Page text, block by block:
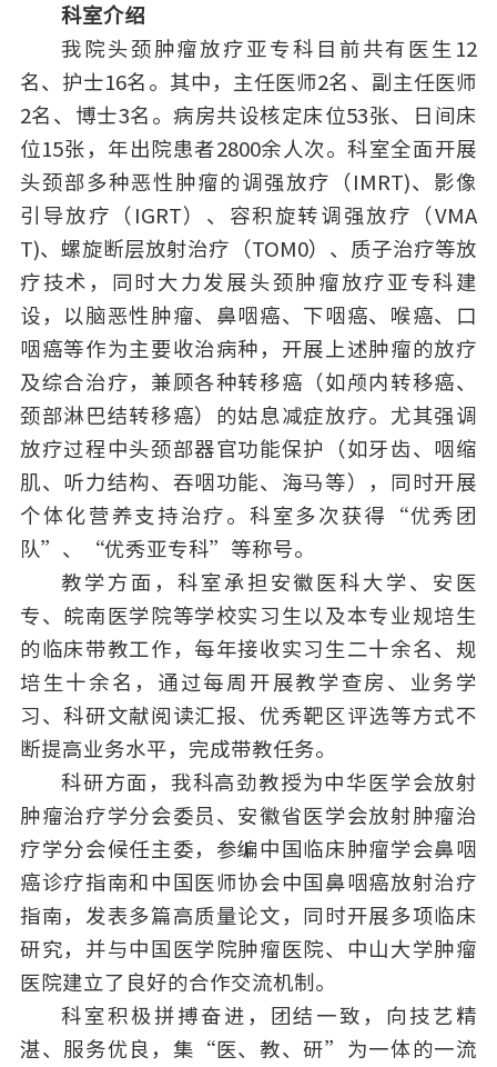
科室介绍
我院头颈肿瘤放疗亚专科目前共有医生12
名、护士16名。其中，主任医师2名、副主任医师
2名、博士3名。病房共设核定床位53张、日间床
位15张，年出院患者2800余人次。科室全面开展
头颈部多种恶性肿瘤的调强放疗（IMRT)、影像
引导放疗（IGRT）、容积旋转调强放疗（VMA
T)、螺旋断层放射治疗（TOM0）、质子治疗等放
疗技术，同时大力发展头颈肿瘤放疗亚专科建
设，以脑恶性肿瘤、鼻咽癌、下咽癌、喉癌、口
咽癌等作为主要收治病种，开展上述肿瘤的放疗
及综合治疗，兼顾各种转移癌（如颅内转移癌、
颈部淋巴结转移癌）的姑息减症放疗。尤其强调
放疗过程中头颈部器官功能保护（如牙齿、咽缩
肌、听力结构、吞咽功能、海马等），同时开展
个体化营养支持治疗。科室多次获得“优秀团
队”、“优秀亚专科”等称号。
教学方面，科室承担安徽医科大学、安医
专、皖南医学院等学校实习生以及本专业规培生
的临床带教工作，每年接收实习生二十余名、规
培生十余名，通过每周开展教学查房、业务学
习、科研文献阅读汇报、优秀靶区评选等方式不
断提高业务水平，完成带教任务。
科研方面，我科高劲教授为中华医学会放射
肿瘤治疗学分会委员、安徽省医学会放射肿瘤治
疗学分会候任主委，参编中国临床肿瘤学会鼻咽
癌诊疗指南和中国医师协会中国鼻咽癌放射治疗
指南，发表多篇高质量论文，同时开展多项临床
研究，并与中国医学院肿瘤医院、中山大学肿瘤
医院建立了良好的合作交流机制。
科室积极拼搏奋进，团结一致，向技艺精
湛、服务优良，集“医、教、研”为一体的一流